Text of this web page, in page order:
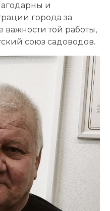
и
города за
той работы,
союз садоводов.